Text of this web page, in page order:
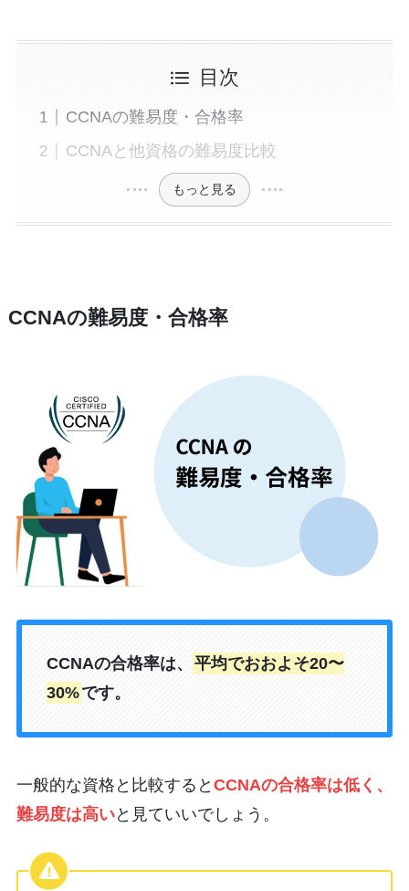
目次
CCNAの難易度・合格率
CCNAと他資格の難易度比較
もっと見る
CCNAの難易度・合格率
CCNAの合格率は、
平均でおおよそ20〜
30%です。
一般的な資格と比較すると CCNAの合格率は低く、
難易度は高いと見ていいでしょう。